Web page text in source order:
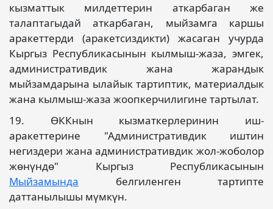
кызматтык милдеттерин аткарбаган же
талаптагыдай аткарбаган, мыйзамга каршы
аракеттерди (аракетсиздикти) жасаган учурда
Кыргыз Республикасынын кылмыш-жаза, эмгек,
административдик жана жарандык
мыйзамдарына ылайык тартиптик, материалдык
жана кылмыш-жаза жоопкерчилигине тартылат.
19. ӨККнын кызматкерлеринин иш-
аракеттерине "Административдик иштин
негиздери жана административдик жол-жоболор
жөнүндө" Кыргыз Республикасынын
Мыйзамында белгиленген тартипте
даттанылышы мүмкүн.